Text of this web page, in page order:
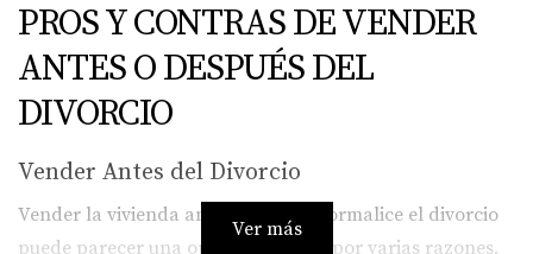
PROS Y CONTRAS DE VENDER
ANTES O DESPUÉS DEL
DIVORCIO
Vender Antes del Divorcio
Vender la vivienda antes de que se formalice el divorcio
puede parecer una opción atractiva por varias razones.
Ver más